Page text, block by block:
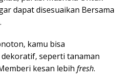
dapat disesuaikan Bersama
kamu bisa
seperti tanaman
kesan lebih fresh.